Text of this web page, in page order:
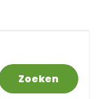
Zoeken